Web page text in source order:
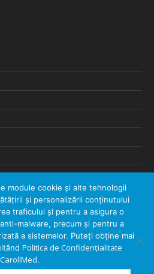
Contact CarollMed
module cookie și alte tehnologii
și personalizării conținutului
traficului și pentru a asigura o
malware, precum și pentru a
a sistemelor. Puteți obține mai
Politica de Confidențialitate
CarollMed.